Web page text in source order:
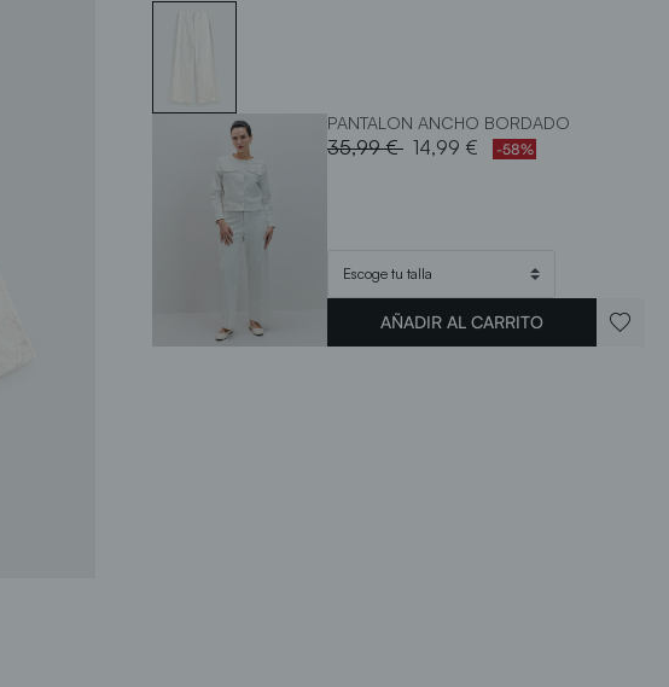
PANTALON ANCHO BORDADO
Price reduced from
35,99 €to14,99 € -58%
AÑADIR AL CARRITO